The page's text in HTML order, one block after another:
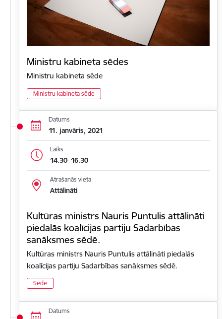
Ministru kabineta sēdes
Ministru kabineta sēde
Ministru kabineta sēde
Datums
11. janvāris, 2021
Laiks
14.30–16.30
Atrašanās vieta
Attālināti
Kultūras ministrs Nauris Puntulis attālināti
piedalās koalīcijas partiju Sadarbības
sanāksmes sēdē.
Kultūras ministrs Nauris Puntulis attālināti piedalās
koalīcijas partiju Sadarbības sanāksmes sēdē.
Sēde
Datums